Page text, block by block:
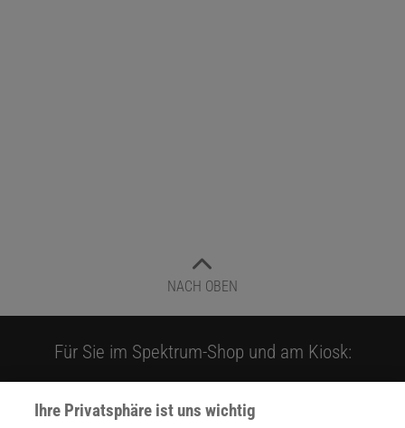
NACH OBEN
Für Sie im Spektrum-Shop und am Kiosk:
Ihre Privatsphäre ist uns wichtig